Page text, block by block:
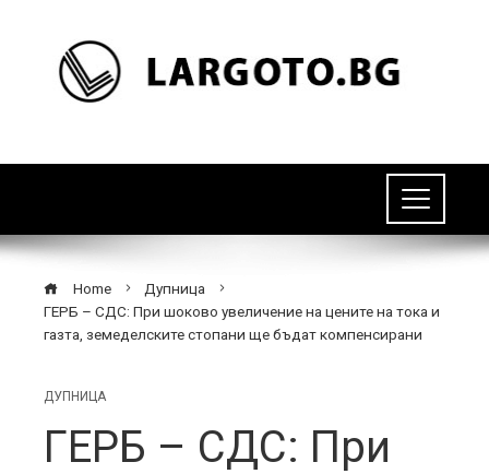
Home
Дупница
ГЕРБ – СДС: При шоково увеличение на цените на тока и
газта, земеделските стопани ще бъдат компенсирани
ДУПНИЦА
ГЕРБ – СДС: При